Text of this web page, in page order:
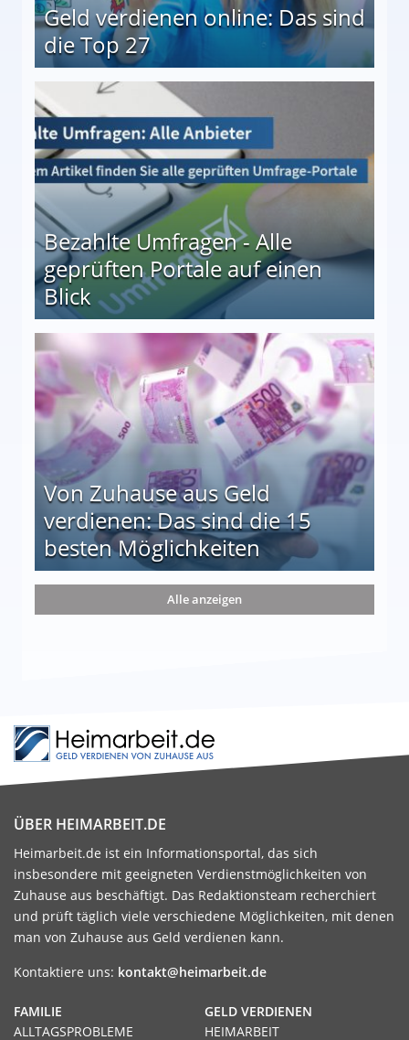
Geld verdienen online: Das sind
die Top 27
Bezahlte Umfragen - Alle
geprüften Portale auf einen
Blick
auf einen Blick
Von Zuhause aus Geld
verdienen: Das sind die 15
besten Möglichkeiten
die 15 besten Möglichkeiten
Alle anzeigen
ÜBER HEIMARBEIT.DE
Heimarbeit.de ist ein Informationsportal, das sich
insbesondere mit geeigneten Verdienstmöglichkeiten von
Zuhause aus beschäftigt. Das Redaktionsteam recherchiert
und prüft täglich viele verschiedene Möglichkeiten, mit denen
man von Zuhause aus Geld verdienen kann.
Kontaktiere uns: kontakt@heimarbeit.de
GELD VERDIENEN
HEIMARBEIT
FAMILIE
ALLTAGSPROBLEME